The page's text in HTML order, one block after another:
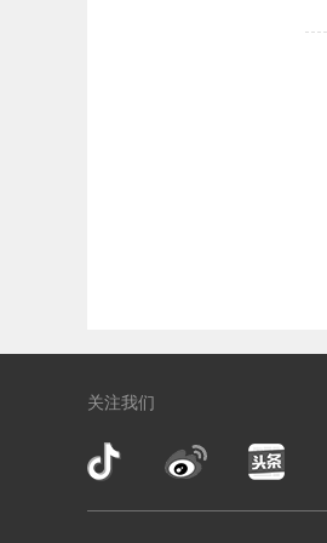
关注我们